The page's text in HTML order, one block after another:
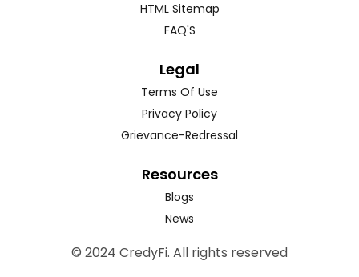
HTML Sitemap
FAQ'S
Legal
Terms Of Use
Privacy Policy
Grievance-Redressal
Resources
Blogs
News
© 2024 CredyFi. All rights reserved